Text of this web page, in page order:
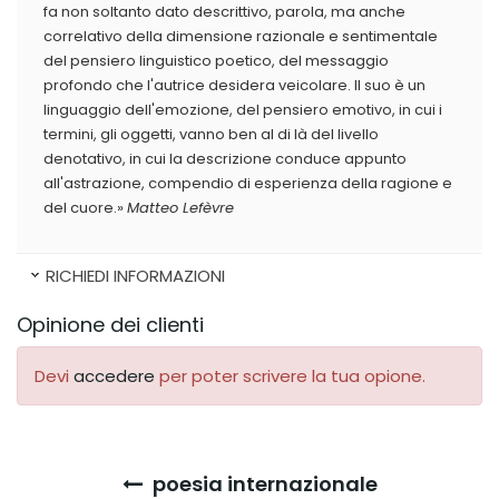
fa non soltanto dato descrittivo, parola, ma anche
correlativo della dimensione razionale e sentimentale
del pensiero linguistico poetico, del messaggio
profondo che l'autrice desidera veicolare. Il suo è un
linguaggio dell'emozione, del pensiero emotivo, in cui i
termini, gli oggetti, vanno ben al di là del livello
denotativo, in cui la descrizione conduce appunto
all'astrazione, compendio di esperienza della ragione e
del cuore.»Matteo Lefèvre
RICHIEDI INFORMAZIONI
Opinione dei clienti
Devi accedere per poter scrivere la tua opione.
poesia internazionale